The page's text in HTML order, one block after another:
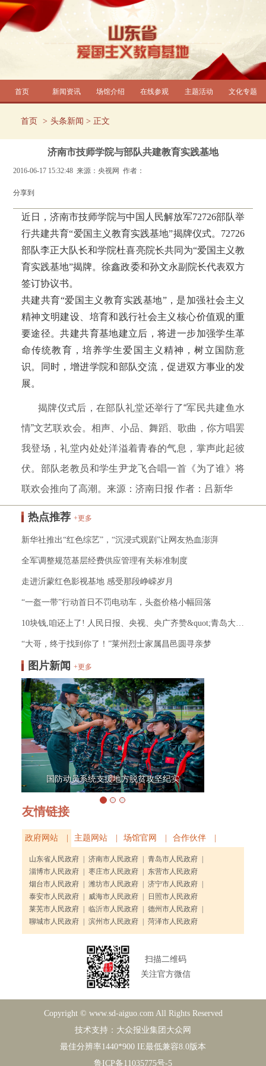
首页 新闻资讯 场馆介绍 在线参观 主题活动 文化专题
首页 头条新闻 > 正文
济南市技师学院与部队共建教育实践基地
2016-06-17 15:32:48 来源：央视网 作者：
分享到
近日，济南市技师学院与中国人民解放军72726部队举
行共建共育“爱国主义教育实践基地”揭牌仪式。72726
部队李正大队长和学院杜喜亮院长共同为“爱国主义教
育实践基地”揭牌。徐鑫政委和孙文永副院长代表双方
签订协议书。
共建共育“爱国主义教育实践基地”，是加强社会主义
精神文明建设、培育和践行社会主义核心价值观的重
要途径。共建共育基地建立后，将进一步加强学生革
命传统教育，培养学生爱国主义精神，树立国防意
识。同时，增进学院和部队交流，促进双方事业的发
展。
揭牌仪式后，在部队礼堂还举行了“军民共建鱼水
情”文艺联欢会。相声、小品、舞蹈、歌曲，你方唱罢
我登场，礼堂内处处洋溢着青春的气息，掌声此起彼
伏。部队老教员和学生尹龙飞合唱一首《为了谁》将
联欢会推向了高潮。来源：济南日报 作者： 吕新华
热点推荐 +更多
新华社推出“红色综艺”，“沉浸式观剧”让网友热血澎湃
全军调整规范基层经费供应管理有关标准制度
走进沂蒙红色影视基地 感受那段峥嵘岁月
“一盔一带”行动首日不罚电动车，头盔价格小幅回落
10块钱,咱还上了! 人民日报、央视、央广齐赞&quot;青岛大叔&quot;！
“大哥，终于找到你了！”莱州烈士家属昌邑圆寻亲梦
图片新闻 +更多
国防动员系统支援地方脱贫攻坚纪实
友情链接
政府网站 | 主题网站 | 场馆官网 | 合作伙伴 |
山东省人民政府 济南市人民政府 青岛市人民政府
淄博市人民政府
枣庄市人民政府
东营市人民政府
烟台市人民政府
潍坊市人民政府 济宁市人民政府
泰安市人民政府
威海市人民政府
日照市人民政府
莱芜市人民政府
临沂市人民政府 德州市人民政府
聊城市人民政府
滨州市人民政府 菏泽市人民政府
扫描二维码
关注官方微信
Copyright © www.sd-aiguo.com All Rights Reserved
技术支持：大众报业集团大众网
最佳分辨率1440*900 IE最低兼容8.0版本
鲁ICP备11035775号-5